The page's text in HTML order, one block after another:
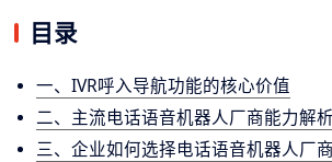
目录
一、IVR呼入导航功能的核心价值
二、主流电话语音机器人厂商能力解析
三、企业如何选择电话语音机器人厂商